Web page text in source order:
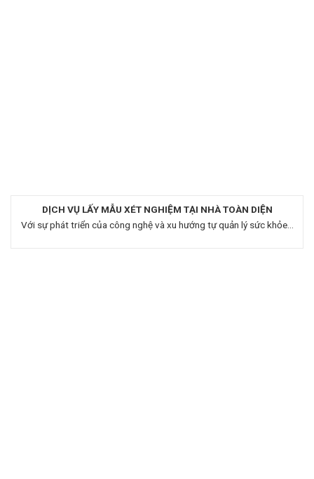
DỊCH VỤ LẤY MẪU XÉT NGHIỆM TẠI NHÀ TOÀN DIỆN
Với sự phát triển của công nghệ và xu hướng tự quản lý sức khỏe...